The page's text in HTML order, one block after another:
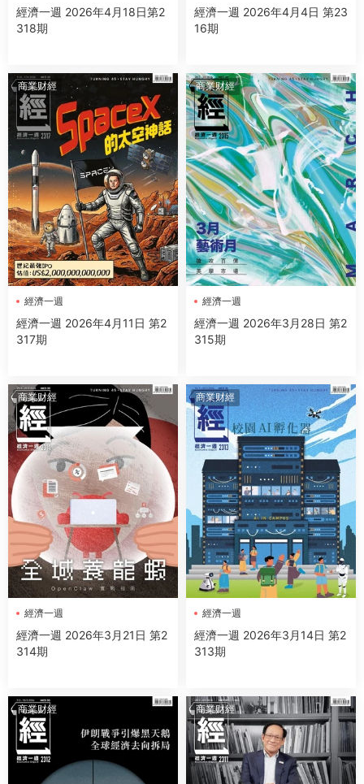
經濟一週 2026年4月18日第2
318期
經濟一週 2026年4月4日 第23
16期
商業财經
經濟一週
經濟一週 2026年4月11日 第2
317期
商業财經
經濟一週
經濟一週 2026年3月28日 第2
315期
商業财經
經濟一週
經濟一週 2026年3月21日 第2
314期
商業财經
經濟一週
經濟一週 2026年3月14日 第2
313期
商業财經 商業财經